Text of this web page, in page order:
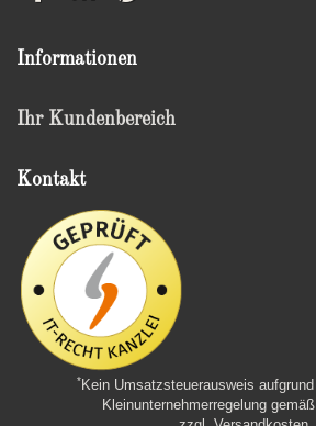
Informationen
Ihr Kundenbereich
Kontakt
*Kein Umsatzsteuerausweis
Kleinunternehmerregelung